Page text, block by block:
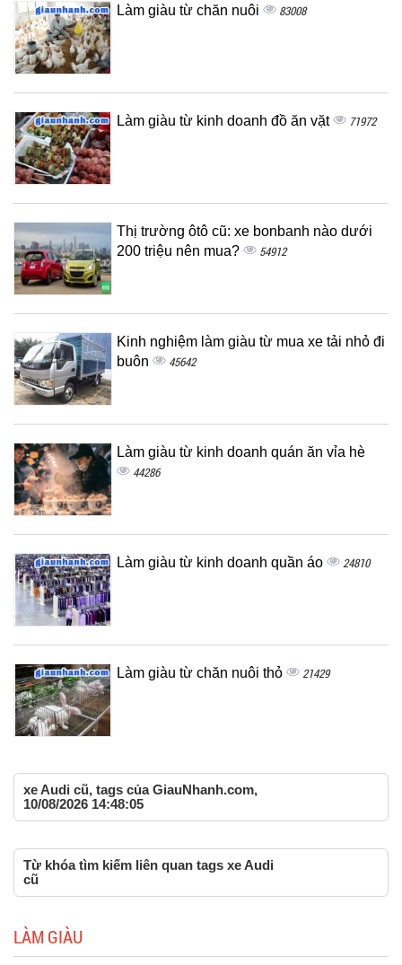
Làm giàu từ chăn nuôi 83008
Làm giàu từ kinh doanh đồ ăn vặt 71972
Thị trường ôtô cũ: xe bonbanh nào dưới
200 triệu nên mua?
54912
Kinh nghiệm làm giàu từ mua xe tải nhỏ đi
buôn
45642
Làm giàu từ kinh doanh quán ăn vỉa hè
44286
Làm giàu từ kinh doanh quần áo 24810
Làm giàu từ chăn nuôi thỏ 21429
xe Audi cũ, tags của GiauNhanh.com,
10/08/2026 14:48:05
Từ khóa tìm kiếm liên quan tags xe Audi
cũ
LÀM GIÀU